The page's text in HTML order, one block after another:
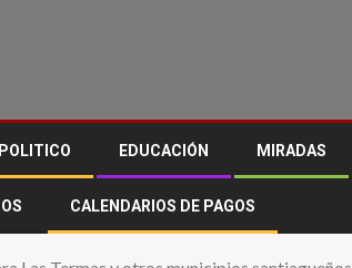
EDUCACIÓN MIRADAS
CALENDARIOS DE PAGOS